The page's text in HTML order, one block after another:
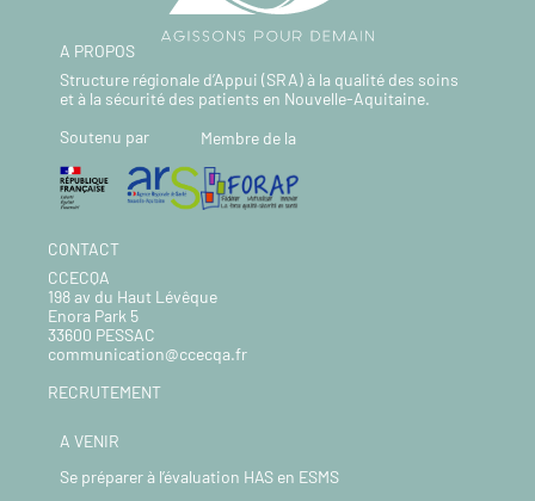
A PROPOS
Structure régionale d’Appui (SRA) à la qualité des soins
et à la sécurité des patients en Nouvelle-Aquitaine.
Soutenu par
Membre de la
CONTACT
CCECQA
198 av du Haut Lévêque
Enora Park 5
33600 PESSAC
communication@ccecqa.fr
RECRUTEMENT
A VENIR
Se préparer à l’évaluation HAS en ESMS